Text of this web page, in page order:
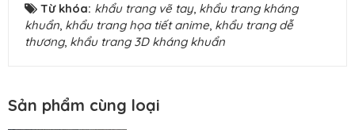
Từ khóa: khẩu trang vẽ tay, khẩu trang kháng
khuẩn, khẩu trang họa tiết anime, khẩu trang dễ
thương, khẩu trang 3D kháng khuẩn
Sản phẩm cùng loại